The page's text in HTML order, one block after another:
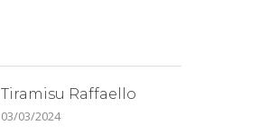
Tiramisu Raffaello
03/03/2024